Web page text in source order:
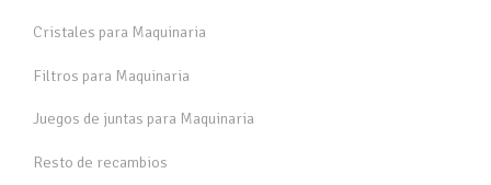
Cristales para Maquinaria
Filtros para Maquinaria
Juegos de juntas para Maquinaria
Resto de recambios